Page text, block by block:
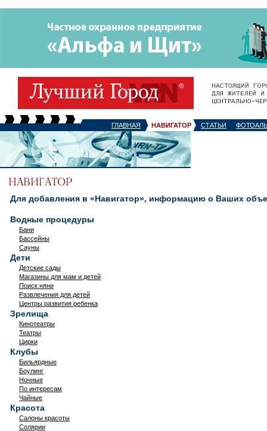
ГЛАВНАЯ НАВИГАТОР СТАТЬИ
Для добавления в «Навигатор», информацию о Ваших
Водные процедуры
Бани
Бассейны
Сауны
Дети
Детские сады
Магазины для мам и детей
Поиск няни
Развлечения для детей
Центры развития ребенка
Зрелища
Кинотеатры
Театры
Цирки
Клубы
Бильярдные
Боулинг
Ночные
По интересам
Чайные
Красота
Салоны красоты
Солярии